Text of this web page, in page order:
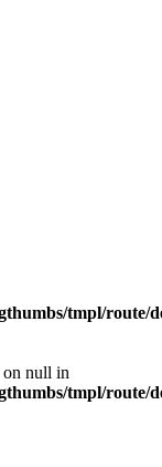
tmpl/route/
null in
tmpl/route/